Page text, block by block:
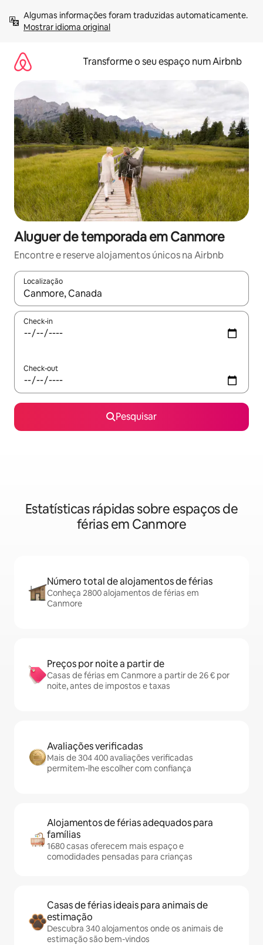
para
Mostrar idioma original
Transforme o seu espaço num Airbnb
Aluguer de temporada em Canmore
Encontre e reserve alojamentos únicos na Airbnb
Localização
Quando os resultados estiverem disponíveis, navegue com
Check-in
Check-out
Pesquisar
Estatísticas rápidas sobre espaços de
férias em Canmore
Número total de alojamentos de férias
Conheça 2800 alojamentos de férias em
Canmore
Preços por noite a partir de
Casas de férias em Canmore a partir de 26 € por
noite, antes de impostos e taxas
Avaliações verificadas
Mais de 304 400 avaliações verificadas
permitem-lhe escolher com confiança
Alojamentos de férias adequados para
famílias
1680 casas oferecem mais espaço e
comodidades pensadas para crianças
Casas de férias ideais para animais de
estimação
Descubra 340 alojamentos onde os animais de
estimação são bem-vindos